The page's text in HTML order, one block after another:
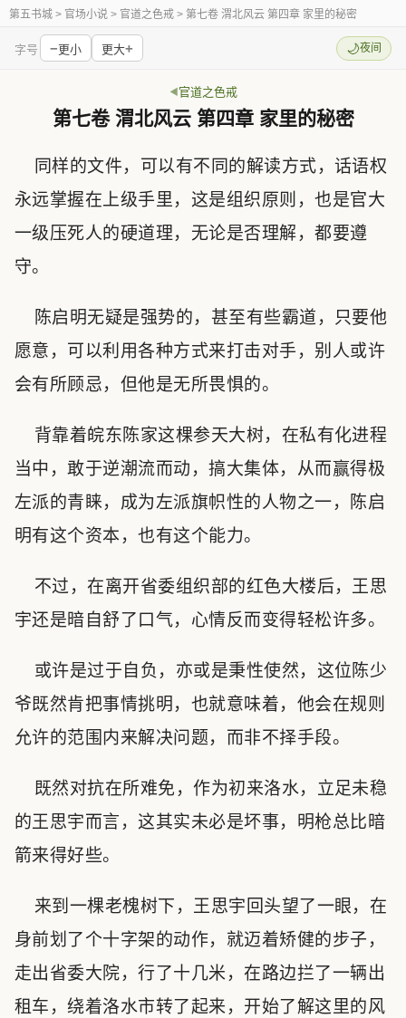
第五书城 > 官场小说 > 官道之色戒 > 第七卷 渭北风云 第四章 家里的秘密
字号 −更小 更大+ 🌙夜间
官道之色戒
第七卷 渭北风云 第四章 家里的秘密
同样的文件，可以有不同的解读方式，话语权
永远掌握在上级手里，这是组织原则，也是官大
一级压死人的硬道理，无论是否理解，都要遵
守。
陈启明无疑是强势的，甚至有些霸道，只要他
愿意，可以利用各种方式来打击对手，别人或许
会有所顾忌，但他是无所畏惧的。
背靠着皖东陈家这棵参天大树，在私有化进程
当中，敢于逆潮流而动，搞大集体，从而赢得极
左派的青睐，成为左派旗帜性的人物之一，陈启
明有这个资本，也有这个能力。
不过，在离开省委组织部的红色大楼后，王思
宇还是暗自舒了口气，心情反而变得轻松许多。
或许是过于自负，亦或是秉性使然，这位陈少
爷既然肯把事情挑明，也就意味着，他会在规则
允许的范围内来解决问题，而非不择手段。
既然对抗在所难免，作为初来洛水，立足未稳
的王思宇而言，这其实未必是坏事，明枪总比暗
箭来得好些。
来到一棵老槐树下，王思宇回头望了一眼，在
身前划了个十字架的动作，就迈着矫健的步子，
走出省委大院，行了十几米，在路边拦了一辆出
租车，绕着洛水市转了起来，开始了解这里的风